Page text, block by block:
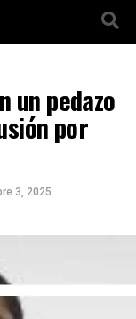
un pedazo
por
3, 2025